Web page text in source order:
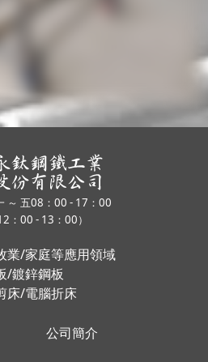
～ 五08：00 - 17：00
：00 - 13：00）
業/家庭等應用領域
/鍍鋅鋼板
床/電腦折床
公司簡介